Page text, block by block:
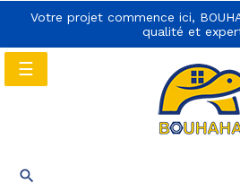
Votre projet commence ici,
qualité et

Basculer
la
☰